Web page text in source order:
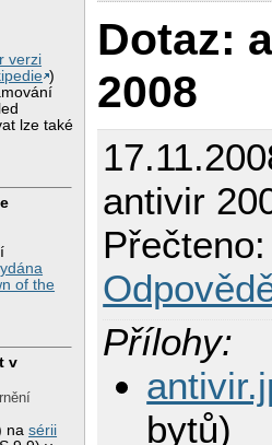
verzi
)
lze také
of the
v
nasérii
Dotaz:
2008
antivir
Přílohy:
bytů)